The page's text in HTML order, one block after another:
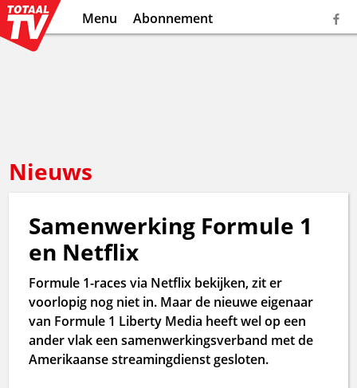
Menu Abonnement
Nieuws
Samenwerking Formule 1
en Netflix
Formule 1-races via Netflix bekijken, zit er
voorlopig nog niet in. Maar de nieuwe eigenaar
van Formule 1 Liberty Media heeft wel op een
ander vlak een samenwerkingsverband met de
Amerikaanse streamingdienst gesloten.